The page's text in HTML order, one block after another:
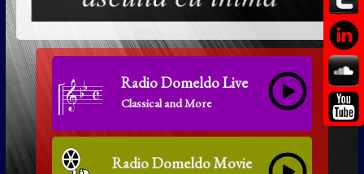
Radio Domeldo Live
Classical and More
Radio Domeldo Movie